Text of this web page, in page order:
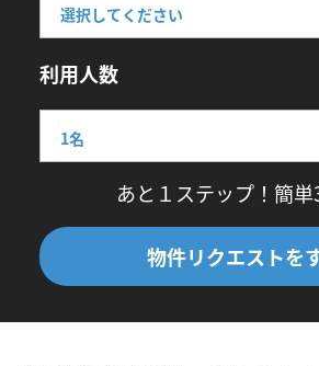
利用人数
あと１ステップ！簡単
物件リクエストを